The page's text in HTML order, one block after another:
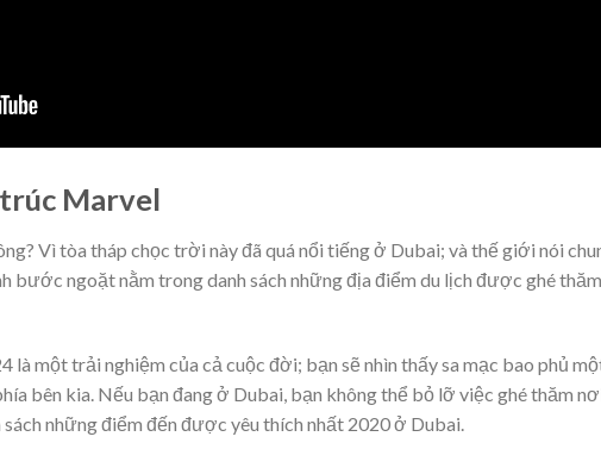
Marvel
Vì tòa tháp chọc trời này đã quá nổi tiếng ở Dubai; và thế giới nói
bước ngoặt nằm trong danh sách những địa điểm du lịch được ghé thăm
là một trải nghiệm của cả cuộc đời; bạn sẽ nhìn thấy sa mạc bao phủ
bên kia. Nếu bạn đang ở Dubai, bạn không thể bỏ lỡ việc ghé thăm
những điểm đến được yêu thích nhất 2020 ở Dubai.